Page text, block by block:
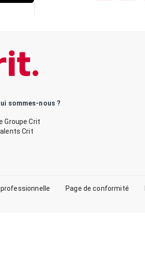
sommes-nous ?
Groupe Crit
Crit
Page de conformité